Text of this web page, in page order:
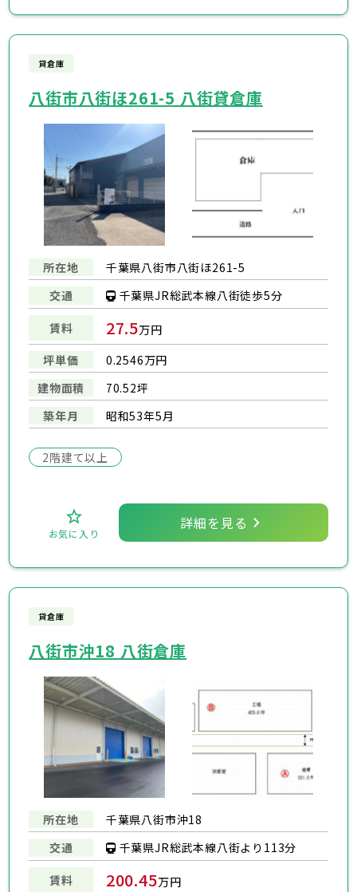
貸倉庫
八街市八街ほ261-5 八街貸倉庫
所在地
千葉県八街市八街ほ261-5
交通
千葉県JR総武本線八街徒歩5分
賃料 27.5万円
坪単価
0.2546万円
建物面積
70.52坪
築年月
昭和53年5月
2階建て以上
お気に入り
詳細を見る
貸倉庫
八街市沖18 八街倉庫
所在地
千葉県八街市沖18
交通
千葉県JR総武本線八街より113分
賃料 200.45万円